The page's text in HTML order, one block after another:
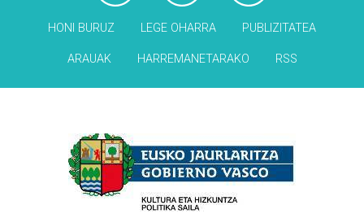
HONI BURUZ LEGE OHARRA PUBLIZITATEA
ARAUAK HARREMANETARAKO RSS